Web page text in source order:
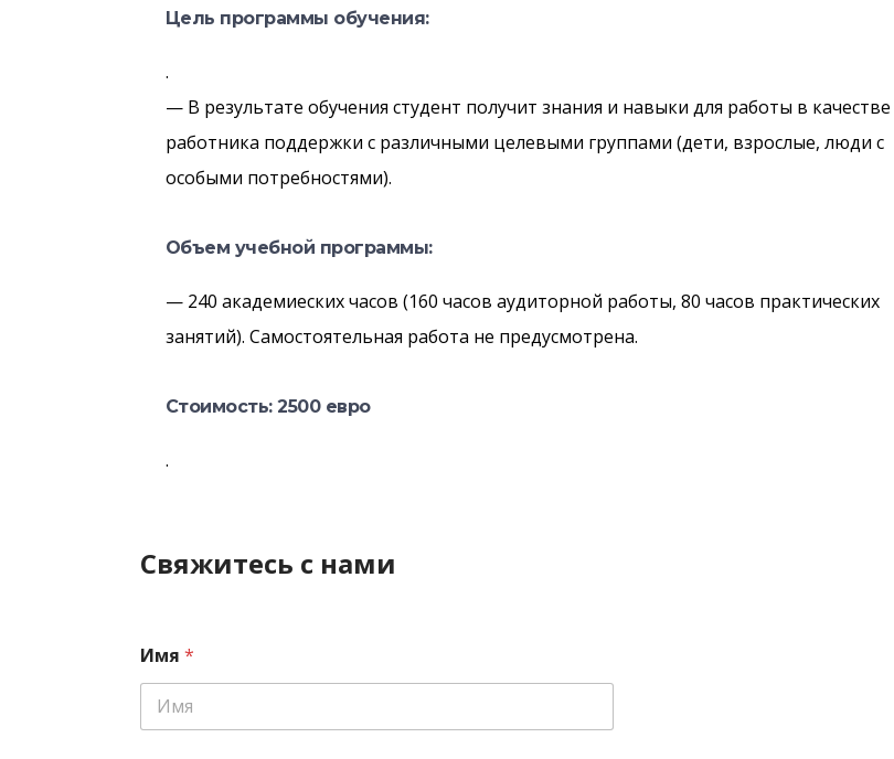
Цель программы обучения:
.
— В результате обучения студент получит знания и навыки для работы в качестве
работника поддержки с различными целевыми группами (дети, взрослые, люди с
особыми потребностями).
Объем учебной программы:
— 240 академиеских часов (160 часов аудиторной работы, 80 часов практических
занятий). Самостоятельная работа не предусмотрена.
Стоимость: 2500 евро
.
Свяжитесь с нами
Имя *